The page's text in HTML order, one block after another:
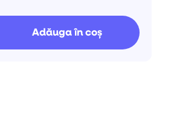
Adăuga în coş